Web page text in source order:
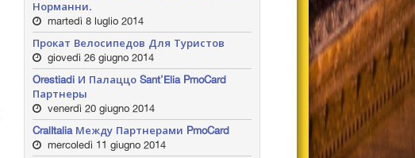
Норманни.
martedì 8 luglio 2014
Прокат Велосипедов Для Туристов
giovedì 26 giugno 2014
Orestiadi И Палаццо Sant'Elia PmoCard
Партнеры
venerdì 20 giugno 2014
CralItalia Между Партнерами PmoCard
mercoledì 11 giugno 2014